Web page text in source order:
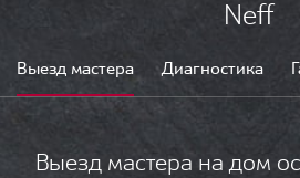
Neff
Выезд мастера Диагностика
Выезд мастера на дом